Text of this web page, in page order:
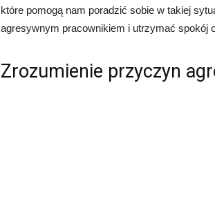
które pomogą nam poradzić sobie w takiej
agresywnym pracownikiem i utrzymać spokój
Zrozumienie przyczyn